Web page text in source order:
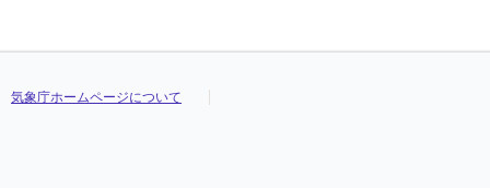
気象庁ホームページについて